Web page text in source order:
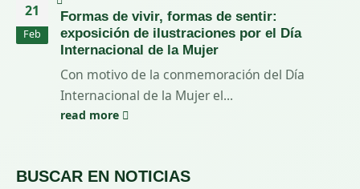
21
Feb
Formas de vivir, formas de sentir:
exposición de ilustraciones por el Día
Internacional de la Mujer
Con motivo de la conmemoración del Día
Internacional de la Mujer el...
read more
BUSCAR EN NOTICIAS